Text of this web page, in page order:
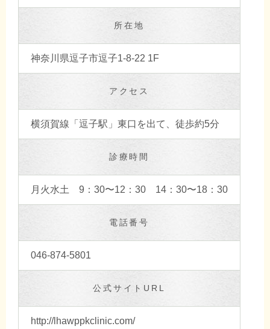
所在地
神奈川県逗子市逗子1-8-22 1F
アクセス
横須賀線「逗子駅」東口を出て、徒歩約5分
診療時間
月火水土 9：30〜12：30 14：30〜18：30
電話番号
046-874-5801
公式サイトURL
http://lhawppkclinic.com/